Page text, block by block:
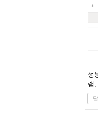
성
램,